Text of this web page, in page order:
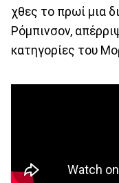
χθες το πρωί μια
Ρόμπινσον,
κατηγορίες του